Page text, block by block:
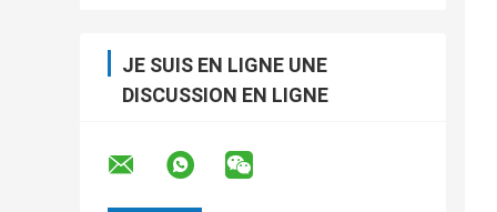
JE SUIS EN LIGNE UNE
DISCUSSION EN LIGNE